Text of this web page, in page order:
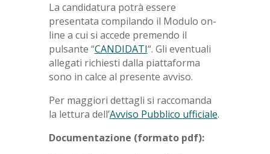
La candidatura potrà essere
presentata compilando il Modulo on-
line a cui si accede premendo il
pulsante “CANDIDATI“. Gli eventuali
allegati richiesti dalla piattaforma
sono in calce al presente avviso.
Per maggiori dettagli si raccomanda
la lettura dell’Avviso Pubblico ufficiale.
Documentazione (formato pdf):